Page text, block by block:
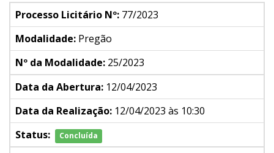
Processo Licitário Nº: 77/2023
Modalidade: Pregão
Nº da Modalidade: 25/2023
Data da Abertura: 12/04/2023
Data da Realização: 12/04/2023 às 10:30
Status:
Concluída